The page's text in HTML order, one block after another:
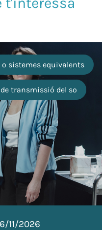
sistemes equivalents
transmissió del so
11/2026